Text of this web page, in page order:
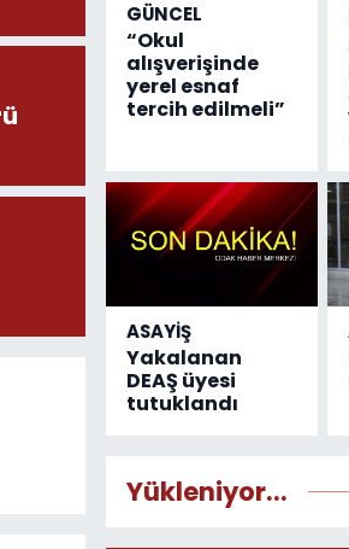
GÜNCEL
“Okul
alışverişinde
yerel esnaf
tercih edilmeli”
ASAYİŞ
Yakalanan
DEAŞ üyesi
tutuklandı
Yükleniyor...